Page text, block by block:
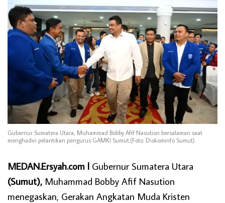
Gubernur Sumatera Utara, Muhammad Bobby Afif Nasution bersalaman saat
menghadiri pelantikan pengurus GAMKI Sumut.(Foto. Diskominfo Sumut)
MEDAN.Ersyah.com l Gubernur Sumatera Utara
(Sumut), Muhammad Bobby Afif Nasution
menegaskan, Gerakan Angkatan Muda Kristen